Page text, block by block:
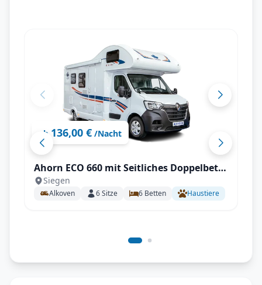
ab 136,00 € /Nacht
Ahorn ECO 660 mit Seitliches Doppelbett
längs (SB)
Siegen
Alkoven 6Sitze 6 Betten Haustiere